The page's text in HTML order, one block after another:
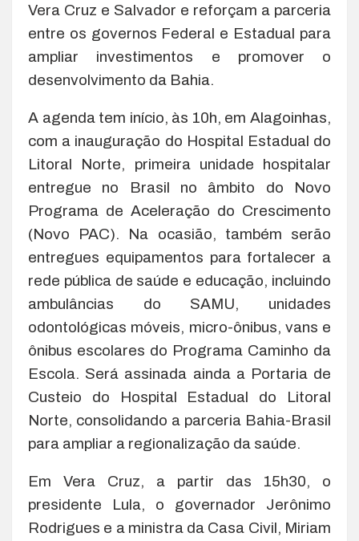
Vera Cruz e Salvador e reforçam a parceria
entre os governos Federal e Estadual para
ampliar investimentos e promover o
desenvolvimento da Bahia.
A agenda tem início, às 10h, em Alagoinhas,
com a inauguração do Hospital Estadual do
Litoral Norte, primeira unidade hospitalar
entregue no Brasil no âmbito do Novo
Programa de Aceleração do Crescimento
(Novo PAC). Na ocasião, também serão
entregues equipamentos para fortalecer a
rede pública de saúde e educação, incluindo
ambulâncias do SAMU, unidades
odontológicas móveis, micro-ônibus, vans e
ônibus escolares do Programa Caminho da
Escola. Será assinada ainda a Portaria de
Custeio do Hospital Estadual do Litoral
Norte, consolidando a parceria Bahia-Brasil
para ampliar a regionalização da saúde.
Em Vera Cruz, a partir das 15h30, o
presidente Lula, o governador Jerônimo
Rodrigues e a ministra da Casa Civil, Miriam